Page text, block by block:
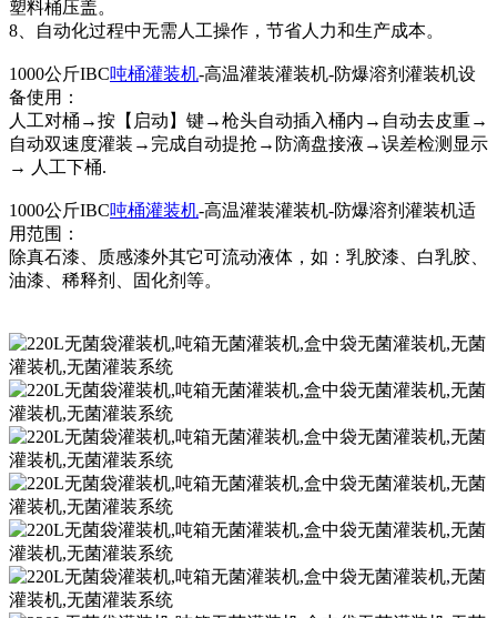
塑料桶压盖。
8、自动化过程中无需人工操作，节省人力和生产成本。
1000公斤IBC吨桶灌装机-高温灌装灌装机-防爆溶剂灌装机设
备使用：
人工对桶→按【启动】键→枪头自动插入桶内→自动去皮重→
自动双速度灌装→完成自动提抢→防滴盘接液→误差检测显示
→ 人工下桶.
1000公斤IBC吨桶灌装机-高温灌装灌装机-防爆溶剂灌装机适
用范围：
除真石漆、质感漆外其它可流动液体，如：乳胶漆、白乳胶、
油漆、稀释剂、固化剂等。